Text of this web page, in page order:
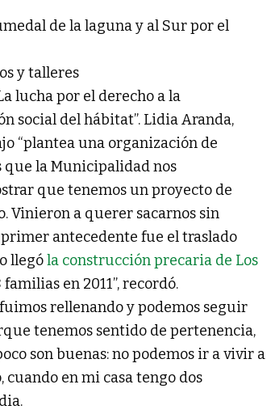
de la laguna y al Sur por el
y talleres
lucha por el derecho a la
social del hábitat”. Lidia Aranda,
“plantea una organización de
que la Municipalidad nos
que tenemos un proyecto de
Vinieron a querer sacarnos sin
antecedente fue el traslado
llególa construcción precaria de Los
en 2011”, recordó.
rellenando y podemos seguir
tenemos sentido de pertenencia,
son buenas: no podemos ir a vivir a
en mi casa tengo dos